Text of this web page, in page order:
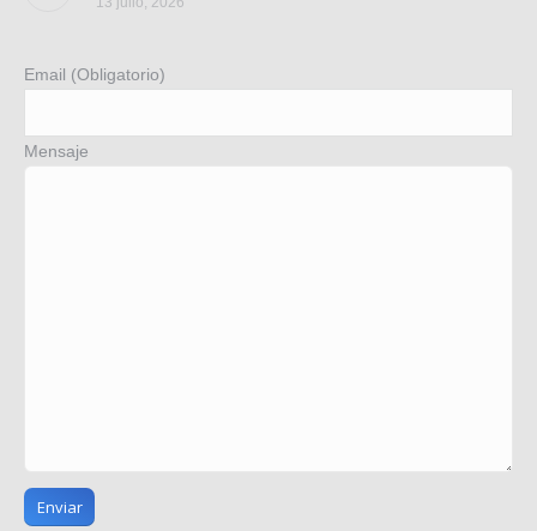
Email (Obligatorio)
Mensaje